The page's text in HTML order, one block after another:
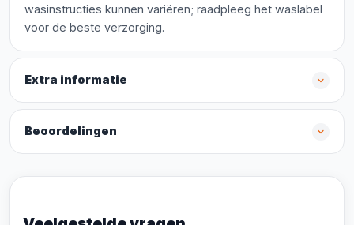
wasinstructies kunnen variëren; raadpleeg het waslabel
voor de beste verzorging.
Extra informatie
Beoordelingen